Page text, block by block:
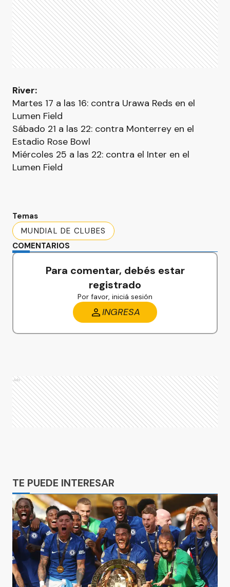
River:
Martes 17 a las 16: contra Urawa Reds en el
Lumen Field
Sábado 21 a las 22: contra Monterrey en el
Estadio Rose Bowl
Miércoles 25 a las 22: contra el Inter en el
Lumen Field
Temas
MUNDIAL DE CLUBES
COMENTARIOS
Para comentar, debés estar
registrado
Por favor, iniciá sesión
INGRESA
Ads
TE PUEDE INTERESAR